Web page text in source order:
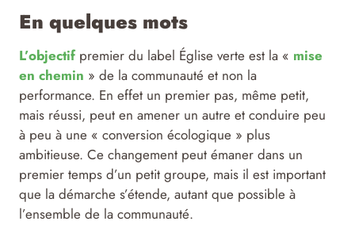
En quelques mots
L’objectif premier du label Église verte est la « mise
en chemin » de la communauté et non la
performance. En effet un premier pas, même petit,
mais réussi, peut en amener un autre et conduire peu
à peu à une « conversion écologique » plus
ambitieuse. Ce changement peut émaner dans un
premier temps d’un petit groupe, mais il est important
que la démarche s’étende, autant que possible à
l’ensemble de la communauté.